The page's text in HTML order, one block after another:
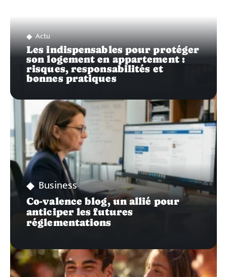
Actu
Les indispensables pour protéger
son logement en appartement :
risques, responsabilités et
bonnes pratiques
Business
Co-valence blog, un allié pour
anticiper les futures
réglementations